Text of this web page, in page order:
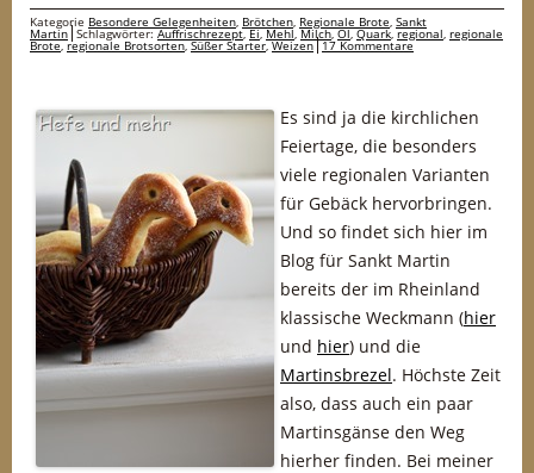
Kategorie Besondere Gelegenheiten, Brötchen, Regionale Brote, Sankt
Martin Schlagwörter:Auffrischrezept,Ei,Mehl,Milch,Öl,Quark,regional, regionale
Brote,regionale Brotsorten,Süßer Starter,Weizen 17 Kommentare
Es sind ja die kirchlichen
Feiertage, die besonders
viele regionalen Varianten
für Gebäck hervorbringen.
Und so findet sich hier im
Blog für Sankt Martin
bereits der im Rheinland
klassische Weckmann (hier
und hier) und die
Martinsbrezel. Höchste Zeit
also, dass auch ein paar
Martinsgänse den Weg
hierher finden. Bei meiner